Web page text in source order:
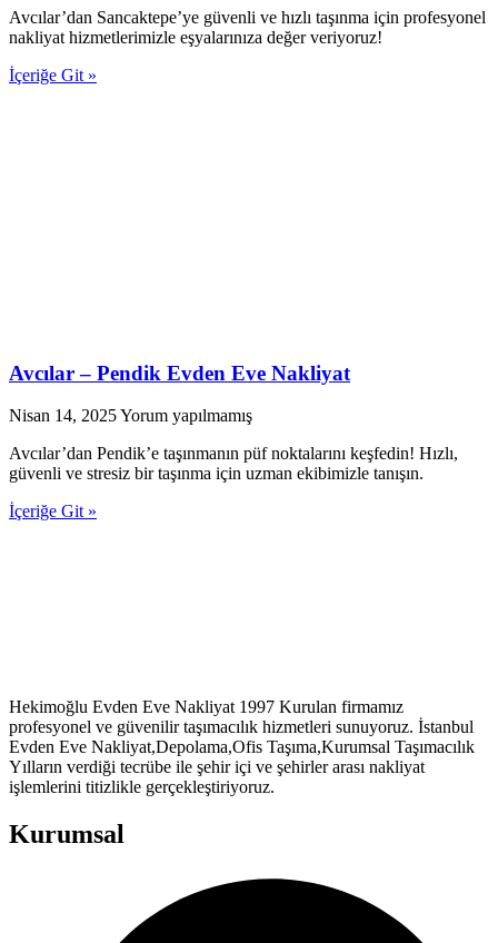
Avcılar’dan Sancaktepe’ye güvenli ve hızlı taşınma için profesyonel
nakliyat hizmetlerimizle eşyalarınıza değer veriyoruz!
İçeriğe Git »
Avcılar – Pendik Evden Eve Nakliyat
Nisan 14, 2025Yorum yapılmamış
Avcılar’dan Pendik’e taşınmanın püf noktalarını keşfedin! Hızlı,
güvenli ve stresiz bir taşınma için uzman ekibimizle tanışın.
İçeriğe Git »
Hekimoğlu Evden Eve Nakliyat 1997 Kurulan firmamız
profesyonel ve güvenilir taşımacılık hizmetleri sunuyoruz. İstanbul
Evden Eve Nakliyat,Depolama,Ofis Taşıma,Kurumsal Taşımacılık
Yılların verdiği tecrübe ile şehir içi ve şehirler arası nakliyat
işlemlerini titizlikle gerçekleştiriyoruz.
Kurumsal